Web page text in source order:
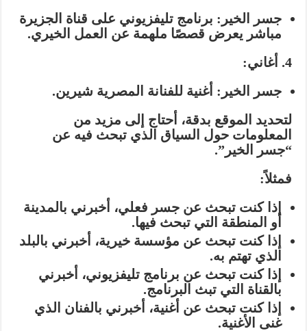
جسر الخير: برنامج تليفزيوني على قناة الجزيرة
مباشر يعرض قصصًا ملهمة عن العمل الخيري.
4. أغاني:
جسر الخير: أغنية للفنانة المصرية شيرين.
لتحديد الموقع بدقة، أحتاج إلى مزيد من
المعلومات حول السياق الذي تبحث فيه عن
“جسر الخير”.
فمثلاً:
إذا كنت تبحث عن جسر فعلي، أخبرني بالمدينة
أو المنطقة التي تبحث فيها.
إذا كنت تبحث عن مؤسسة خيرية، أخبرني بالبلد
الذي تهتم به.
إذا كنت تبحث عن برنامج تليفزيوني، أخبرني
بالقناة التي تبث البرنامج.
إذا كنت تبحث عن أغنية، أخبرني بالفنان الذي
غنى الأغنية.